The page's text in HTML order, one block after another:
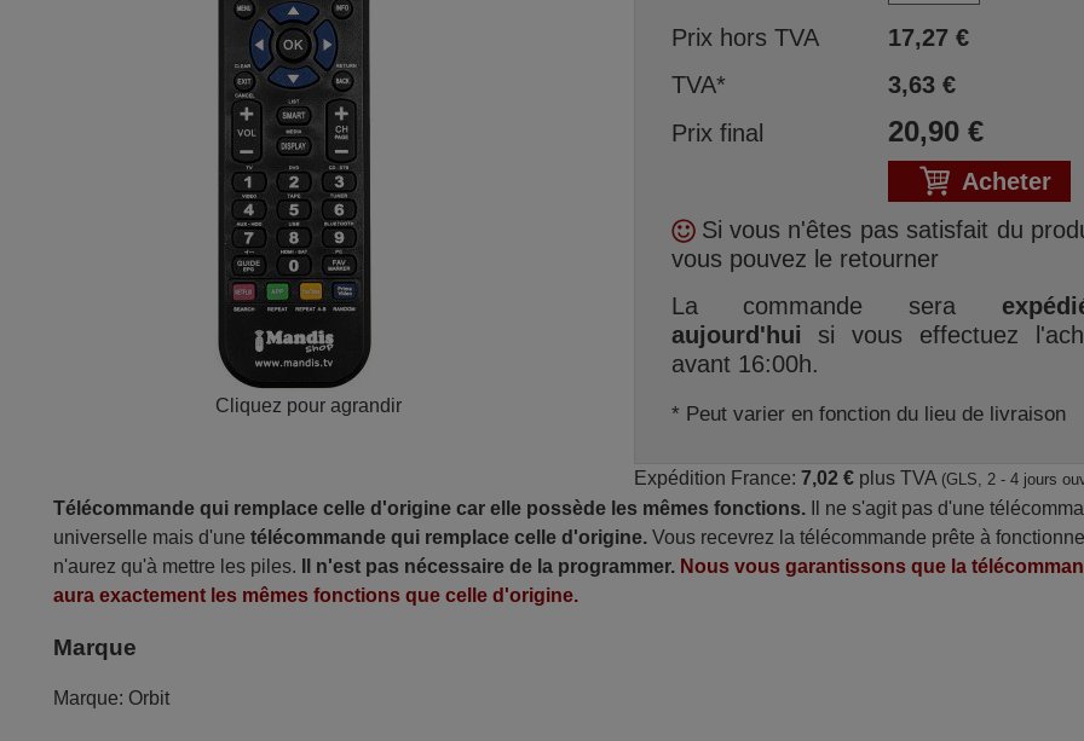
Cliquez pour agrandir
Prix hors TVA
17,27€
TVA*
3,63€
Prix final
20,90€
Acheter
Si vous n'êtes pas satisfait du
vous pouvez le retourner
La commande sera
aujourd'hui si vous effectuez
avant 16:00h.
* Peut varier en fonction du lieu de livraison
Expédition France: 7,02 €plus TVA (GLS, 2 - 4 jours
Télécommande qui remplace celle d'origine car elle possède les mêmes fonctions. Il ne s'agit pas d'une
universelle mais d'unetélécommande qui remplace celle d'origine. Vous recevrez la télécommande prête à
n'aurez qu'à mettre les piles.
Il n'est pas nécessaire de la programmer. Nous vous garantissons que la
aura exactement les mêmes fonctions que celle d'origine.
Marque
Marque: Orbit